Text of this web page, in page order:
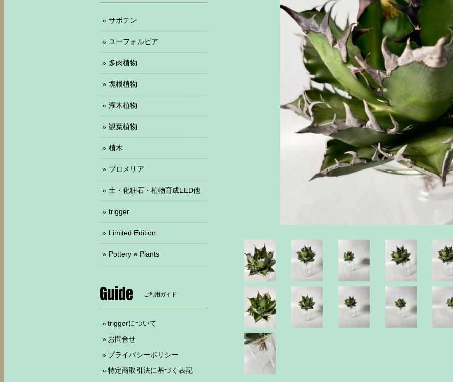
サボテン
ユーフォルビア
多肉植物
塊根植物
灌木植物
観葉植物
植木
ブロメリア
土・化粧石・植物育成LED他
trigger
Limited Edition
Pottery × Plants
Guide ご利用ガイド
triggerについて
お問合せ
プライバシーポリシー
特定商取引法に基づく表記